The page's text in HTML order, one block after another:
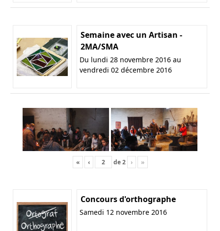
Semaine avec un Artisan -
2MA/SMA
Du lundi 28 novembre 2016 au
vendredi 02 décembre 2016
« ‹ de2 › »
Concours d'orthographe
Samedi 12 novembre 2016